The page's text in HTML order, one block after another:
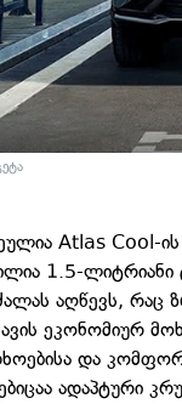
Atlas Cool-
1.5-
აღწევს, რაც
ეკონომიურ
და
ადაპტური